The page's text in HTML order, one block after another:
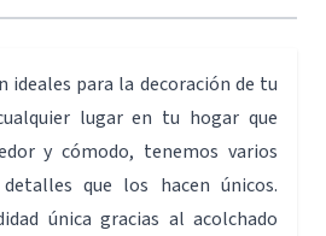
ideales para la decoración de tu
lugar en tu hogar que
y cómodo, tenemos varios
que los hacen únicos.
única gracias al acolchado